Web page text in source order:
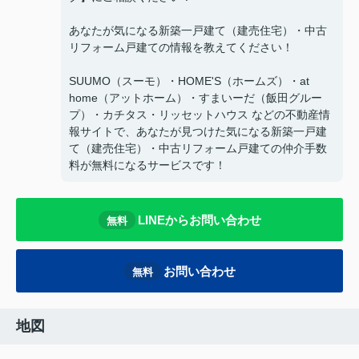
あなたが気になる新築一戸建て（建売住宅）・中古
リフォーム戸建ての情報を教えてください！
SUUMO（スーモ）・HOME'S（ホームズ）・at
home（アットホーム）・すまいーだ（飯田グルー
プ）・カチタス・リッセットハウス などの不動産情
報サイトで、あなたが見つけた気になる新築一戸建
て（建売住宅）・中古リフォーム戸建ての仲介手数
料が無料になるサービスです！
無料 LINEからお問い合わせ
無料 お問い合わせ
地図